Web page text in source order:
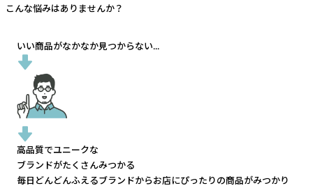
こんな悩みはありませんか？
いい商品がなかなか見つからない...
高品質でユニークな
ブランドがたくさんみつかる
毎日どんどんふえるブランドからお店にぴったりの商品がみつかり